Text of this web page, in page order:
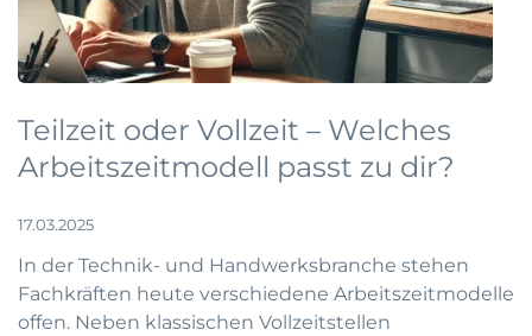
Teilzeit oder Vollzeit – Welches
Arbeitszeitmodell passt zu dir?
17.03.2025
In der Technik- und Handwerksbranche stehen
Fachkräften heute verschiedene Arbeitszeitmodelle
offen. Neben klassischen Vollzeitstellen